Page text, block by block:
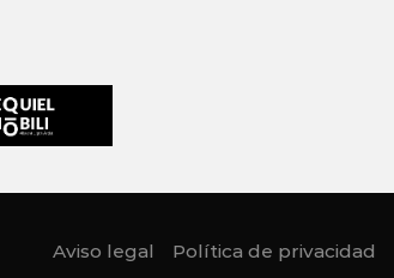
Aviso legal Política de privacidad